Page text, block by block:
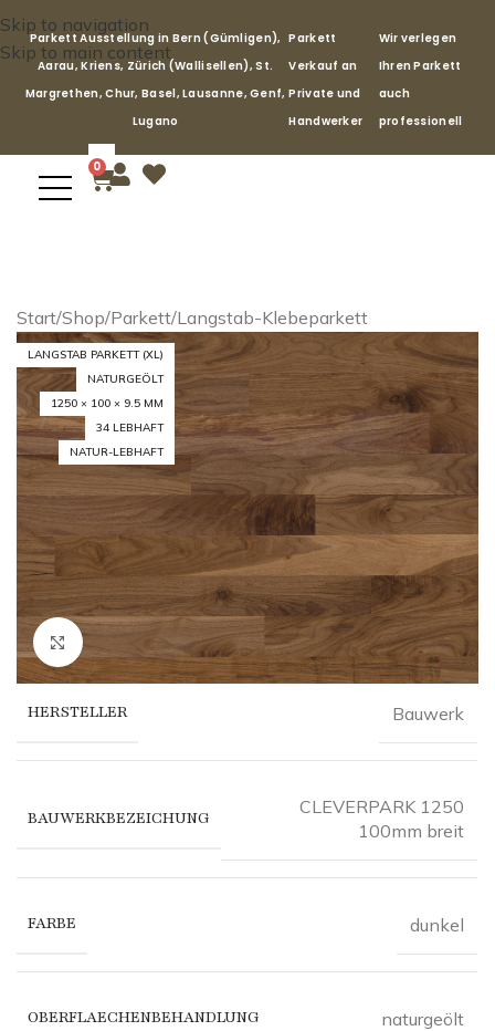
Skip to navigation
Skip to main content
Parkett Ausstellung in Bern (Gümligen),
Aarau, Kriens, Zürich (Wallisellen), St.
Margrethen, Chur, Basel, Lausanne, Genf,
Lugano
Parkett
Verkauf an
Private und
Handwerker
Wir verlegen
Ihren Parkett
auch
professionell
0
Start/Shop/Parkett/Langstab-Klebeparkett
LANGSTAB PARKETT (XL)
NATURGEÖLT
1250 × 100 × 9.5 MM
34 LEBHAFT
NATUR-LEBHAFT
Click to enlarge
HERSTELLER Bauwerk
BAUWERKBEZEICHUNG
CLEVERPARK 1250
100mm breit
FARBE dunkel
OBERFLAECHENBEHANDLUNG naturgeölt